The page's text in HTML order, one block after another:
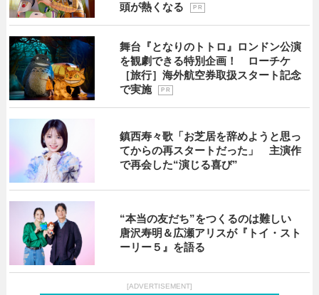
頭が熱くなる
P R
舞台『となりのトトロ』ロンドン公演
を観劇できる特別企画！ ローチケ
［旅行］海外航空券取扱スタート記念
で実施
P R
鎮西寿々歌「お芝居を辞めようと思っ
てからの再スタートだった」 主演作
で再会した“演じる喜び”
“本当の友だち”をつくるのは難しい
唐沢寿明＆広瀬アリスが『トイ・スト
ーリー５』を語る
[ADVERTISEMENT]